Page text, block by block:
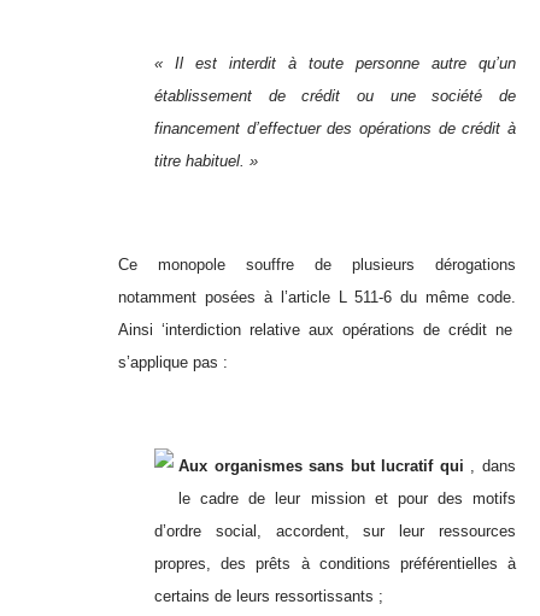
« Il est interdit à toute personne autre qu’un
établissement de crédit ou une société de
financement d’effectuer des opérations de crédit à
titre habituel. »
Ce monopole souffre de plusieurs dérogations
notamment posées à l’article L 511-6 du même code.
Ainsi ‘interdiction relative aux opérations de crédit ne
s’applique pas :
Aux organismes sans but lucratif qui , dans
le cadre de leur mission et pour des motifs
d’ordre social, accordent, sur leur ressources
propres, des prêts à conditions préférentielles à
certains de leurs ressortissants ;